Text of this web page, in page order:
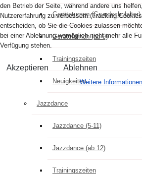
Geräteturnen (Grundschulalter)
Geräteturnen (ab 9)
Trainingszeiten
Neuigkeiten
Jazzdance
Jazzdance (5-11)
Jazzdance (ab 12)
Trainingszeiten
den Betrieb der Seite, während andere uns
Nutzererfahrung zu verbessern (Tracking
entscheiden, ob Sie die Cookies zulassen
bei einer Ablehnung womöglich nicht mehr alle
Verfügung stehen.
Akzeptieren Ablehnen
Weitere Informationen